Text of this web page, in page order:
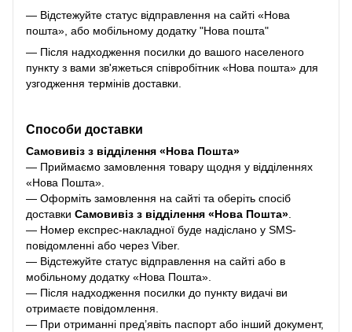
— Відстежуйте статус відправлення на сайті «Нова
пошта», або мобільному додатку "Нова пошта"
— Після надходження посилки до вашого населеного
пункту з вами зв'яжеться співробітник «Нова пошта» для
узгодження термінів доставки.
Способи доставки
Самовивіз з відділення «Нова Пошта»
— Приймаємо замовлення товару щодня у відділеннях
«Нова Пошта».
— Оформіть замовлення на сайті та оберіть спосіб
доставки Самовивіз з відділення «Нова Пошта»
— Номер експрес-накладної буде надіслано у SMS-
повідомленні або через Viber.
— Відстежуйте статус відправлення на сайті або в
мобільному додатку «Нова Пошта».
— Після надходження посилки до пункту видачі ви
отримаєте повідомлення.
— При отриманні пред’явіть паспорт або інший документ,